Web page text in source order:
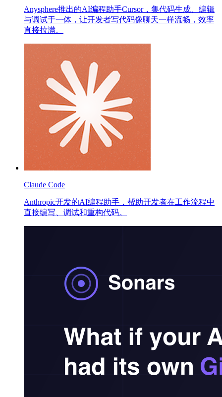
Anysphere推出的AI编程助手Cursor，集代码生成、编辑
与调试于一体，让开发者写代码像聊天一样流畅，效率
直接拉满。
Claude Code
Anthropic开发的AI编程助手，帮助开发者在工作流程中
直接编写、调试和重构代码。